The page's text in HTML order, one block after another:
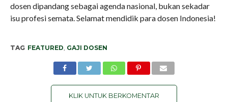
dosen dipandang sebagai agenda nasional, bukan sekadar
isu profesi semata. Selamat mendidik para dosen Indonesia!
TAG FEATURED GAJI DOSEN
KLIK UNTUK BERKOMENTAR